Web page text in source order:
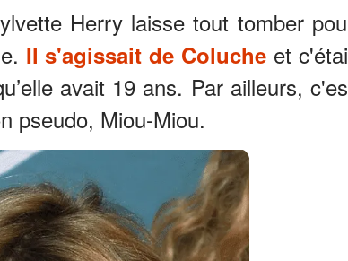
Herry laisse tout tomber
Il s'agissait de Coluche et
avait 19 ans. Par ailleurs,
pseudo, Miou-Miou.